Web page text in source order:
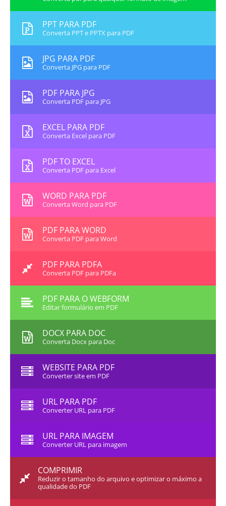
PPT PARA PDF
Converta PPT e PPTX para PDF
JPG PARA PDF
Converta JPG para PDF
PDF PARA JPG
Converta PDF para JPG
EXCEL PARA PDF
Converta Excel para PDF
PDF TO EXCEL
Converta PDF para Excel
WORD PARA PDF
Converta Word para PDF
PDF PARA WORD
Converta PDF para Word
PDF PARA PDFA
Converta PDF para PDFa
PDF PARA O WEBFORM
Editar formulário em PDF
DOCX PARA DOC
Converta Docx para Doc
WEBSITE PARA PDF
Converter site em PDF
URL PARA PDF
Converter URL para PDF
URL PARA IMAGEM
Converter URL para imagem
COMPRIMIR
Reduzir o tamanho do arquivo e optimizar o máximo a
qualidade do PDF